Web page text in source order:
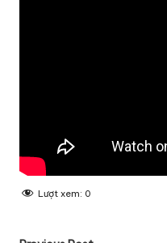
Lượt xem: 0